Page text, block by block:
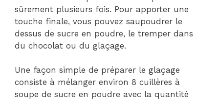
sûrement plusieurs fois. Pour apporter une
touche finale, vous pouvez saupoudrer le
dessus de sucre en poudre, le tremper dans
du chocolat ou du glaçage.
Une façon simple de préparer le glaçage
consiste à mélanger environ 8 cuillères à
soupe de sucre en poudre avec la quantité